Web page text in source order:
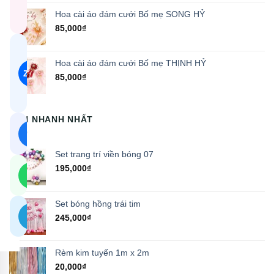
8:00 –
21:00
Zalo
Chat
Phản
hồi
5
›
Facebook
W
WhatsApp
+84 931 929
333
✈
Telegram
+84 931
›
Hoa cài áo đám cưới Bố mẹ SONG HỶ
85,000₫
Hoa cài áo đám cưới Bố mẹ THỊNH HỶ
85,000₫
BÁN NHANH NHẤT
Set trang trí viền bóng 07
195,000₫
Set bóng hồng trái tim
245,000₫
Rèm kim tuyến 1m x 2m
20,000₫